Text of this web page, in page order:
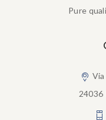
Pure
24036